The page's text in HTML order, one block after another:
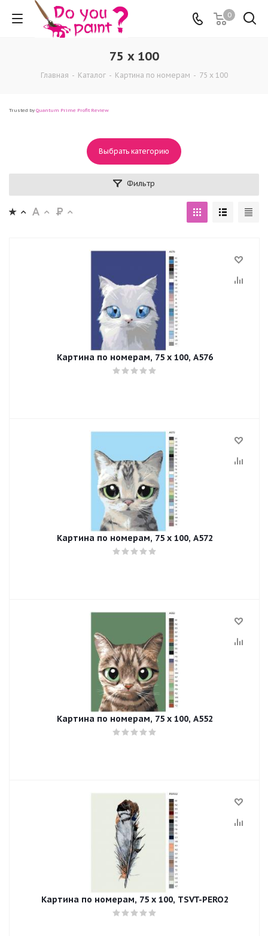
0
75 x 100
Главная - Каталог - Картина по номерам - 75 x 100
Trusted by Quantum Prime Profit Review
Выбрать категорию
Фильтр
Картина по номерам, 75 x 100, A576
Картина по номерам, 75 x 100, A572
Картина по номерам, 75 x 100, A552
Картина по номерам, 75 x 100, TSVT-PERO2